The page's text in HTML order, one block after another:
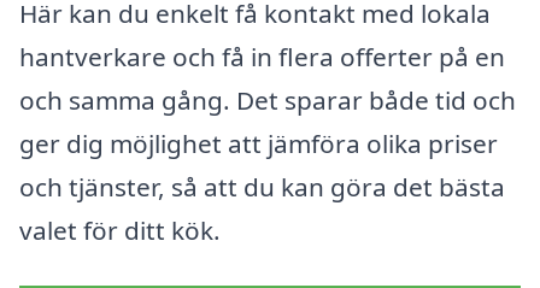
Här kan du enkelt få kontakt med lokala
hantverkare och få in flera offerter på en
och samma gång. Det sparar både tid och
ger dig möjlighet att jämföra olika priser
och tjänster, så att du kan göra det bästa
valet för ditt kök.